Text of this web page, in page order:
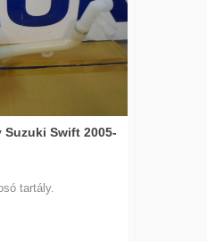
Swift 2005-
tartály.